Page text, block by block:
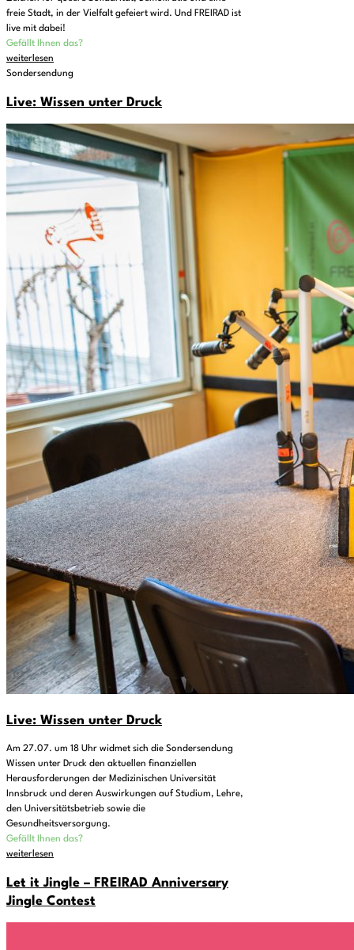
freie Stadt, in der Vielfalt gefeiert wird. Und FREIRAD ist
live mit dabei!
Gefällt Ihnen das?
weiterlesen
Sondersendung
Live: Wissen unter Druck
Live: Wissen unter Druck
Am 27.07. um 18 Uhr widmet sich die Sondersendung
Wissen unter Druck den aktuellen finanziellen
Herausforderungen der Medizinischen Universität
Innsbruck und deren Auswirkungen auf Studium, Lehre,
den Universitätsbetrieb sowie die
Gesundheitsversorgung.
Gefällt Ihnen das?
weiterlesen
Let it Jingle – FREIRAD Anniversary
Jingle Contest